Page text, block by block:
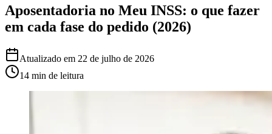
Aposentadoria no Meu INSS: o que fazer
em cada fase do pedido (2026)
Atualizado em 22 de julho de 2026
14 min de leitura